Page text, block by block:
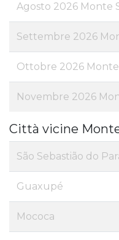
Agosto 2026 Monte
Settembre 2026
Ottobre 2026
Novembre 2026
Città vicine
São Sebastião do
Guaxupé
Mococa